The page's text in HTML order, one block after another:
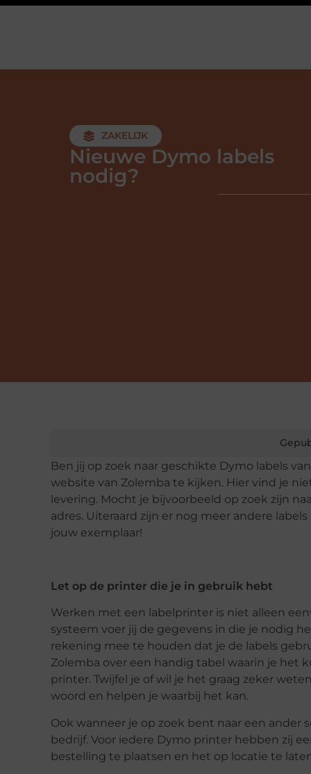
ZAKELIJK
Nieuwe Dymo labels
nodig?
Ben jij op zoek naar geschikte Dymo labels
website van Zolemba te kijken. Hier vind je
levering. Mocht je bijvoorbeeld op zoek zijn
adres. Uiteraard zijn er nog meer andere
jouw exemplaar!
Let op de printer die je in gebruik hebt
Werken met een labelprinter is niet alleen
systeem voer jij de gegevens in die je nodig
rekening mee te houden dat je de labels
Zolemba over een handig tabel waarin je het
printer. Twijfel je of wil je het graag zeker
woord en helpen je waarbij het kan.
Ook wanneer je op zoek bent naar een
bedrijf. Voor iedere Dymo printer hebben zij
bestelling te plaatsen en het op locatie te